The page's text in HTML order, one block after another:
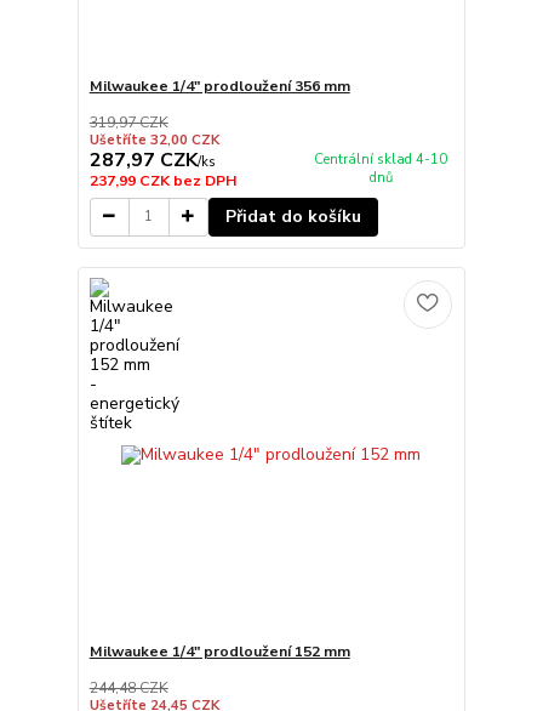
Milwaukee 1/4" prodloužení 356 mm
319,97 CZK
Ušetříte 32,00 CZK
287,97 CZK/ks
237,99 CZKbez DPH
Centrální sklad 4-10
dnů
Přidat do košíku
Milwaukee 1/4" prodloužení 152 mm
244,48 CZK
Ušetříte 24,45 CZK